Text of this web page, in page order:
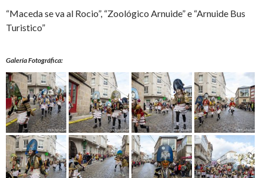
“Maceda se va al Rocio”, “Zoológico Arnuide” e “Arnuide Bus
Turistico”
Galería Fotográfica: